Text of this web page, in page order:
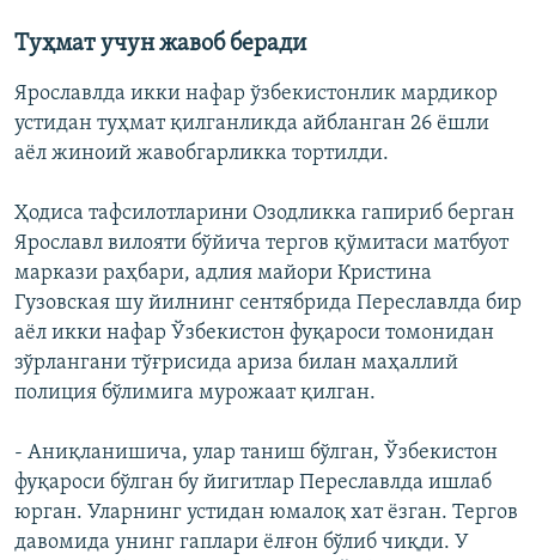
Туҳмат учун жавоб беради
Ярославлда икки нафар ўзбекистонлик мардикор
устидан туҳмат қилганликда айбланган 26 ёшли
аёл жиноий жавобгарликка тортилди.
Ҳодиса тафсилотларини Озодликка гапириб берган
Ярославл вилояти бўйича тергов қўмитаси матбуот
маркази раҳбари, адлия майори Кристина
Гузовская шу йилнинг сентябрида Переславлда бир
аёл икки нафар Ўзбекистон фуқароси томонидан
зўрлангани тўғрисида ариза билан маҳаллий
полиция бўлимига мурожаат қилган.
- Аниқланишича, улар таниш бўлган, Ўзбекистон
фуқароси бўлган бу йигитлар Переславлда ишлаб
юрган. Уларнинг устидан юмалоқ хат ёзган. Тергов
давомида унинг гаплари ёлғон бўлиб чиқди. У